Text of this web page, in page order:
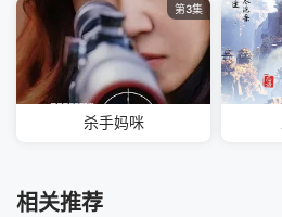
第3集
杀手妈咪
相关推荐